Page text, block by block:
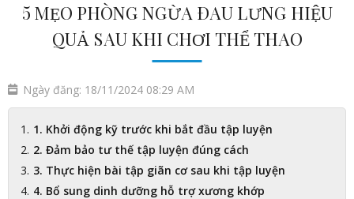
5 MẸO PHÒNG NGỪA ĐAU LƯNG HIỆU
QUẢ SAU KHI CHƠI THỂ THAO
Ngày đăng: 18/11/2024 08:29 AM
1. Khởi động kỹ trước khi bắt đầu tập luyện
2. Đảm bảo tư thế tập luyện đúng cách
3. Thực hiện bài tập giãn cơ sau khi tập luyện
4. Bổ sung dinh dưỡng hỗ trợ xương khớp